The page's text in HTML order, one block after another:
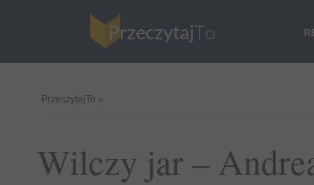
PrzeczytajTo »
Wilczy jar –